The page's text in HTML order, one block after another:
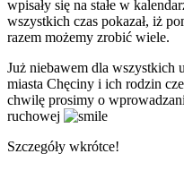
wpisały się na stałe w
wszystkich czas pokazał, iż
razem możemy zrobić wiele.
Już niebawem dla wszystkich
miasta Chęciny i ich rodzin
chwilę prosimy o
ruchowej
Szczegóły wkrótce!